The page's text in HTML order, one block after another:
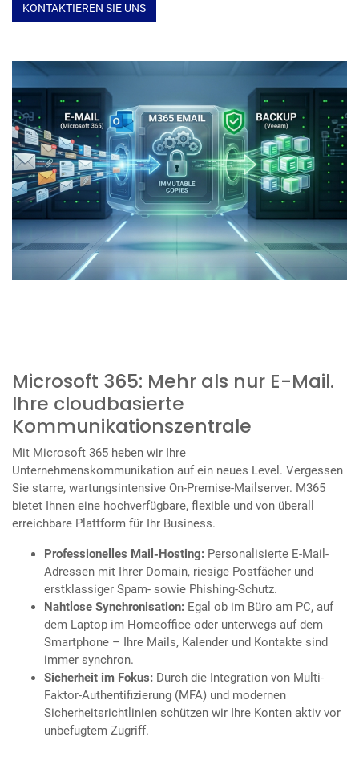
KONTAKTIEREN SIE UNS
Microsoft 365: Mehr als nur E-Mail.
Ihre cloudbasierte
Kommunikationszentrale
Mit Microsoft 365 heben wir Ihre
Unternehmenskommunikation auf ein neues Level. Vergessen
Sie starre, wartungsintensive On-Premise-Mailserver. M365
bietet Ihnen eine hochverfügbare, flexible und von überall
erreichbare Plattform für Ihr Business.
Professionelles Mail-Hosting: Personalisierte E-Mail-
Adressen mit Ihrer Domain, riesige Postfächer und
erstklassiger Spam- sowie Phishing-Schutz.
Nahtlose Synchronisation: Egal ob im Büro am PC, auf
dem Laptop im Homeoffice oder unterwegs auf dem
Smartphone – Ihre Mails, Kalender und Kontakte sind
immer synchron.
Sicherheit im Fokus: Durch die Integration von Multi-
Faktor-Authentifizierung (MFA) und modernen
Sicherheitsrichtlinien schützen wir Ihre Konten aktiv vor
unbefugtem Zugriff.